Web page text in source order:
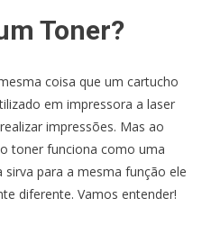
Toner?
coisa que um cartucho
em impressora a laser
impressões. Mas ao
toner funciona como uma
para a mesma função ele
diferente. Vamos entender!